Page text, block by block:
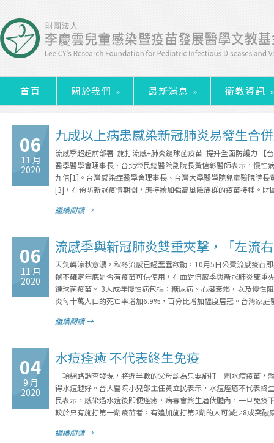
首頁 關於我們 » 最新消息 » 衛教資訊 »
06
11 月
2020
九成以上病患感染新冠肺炎易發生合
流感季超超前部署 施打流感+肺炎鏈球菌疫苗 提升全面防護力 【
醫學醫學會理事長、台北榮民總醫院副院長黃信彰醫師表示，慢
九倍[1]。台灣感染症醫學會理事長、台灣大學醫學院兒童醫院院
[3]，在預防新冠疫情期間，應持續加強高風險族群的疫苗接種。
繼續閱讀 →
06
11 月
2020
流感季與新冠肺炎雙重夾擊，「左流
天氣轉涼秋意濃，秋冬流感已經蠢蠢欲動，10月5日公費流感疫苗
還不確定年底是否有疫苗可供使用，在面對流感季與新冠肺炎雙
鏈球菌疫苗。 3大成年慢性病包括：糖尿病、心臟衰竭，以及慢性
炎每十萬人口的死亡率增加6.9%，百分比增加幅度居冠。台灣家
繼續閱讀 →
04
9 月
2020
水痘痊癒 不代表終生免疫
一項網路調查發現，將近半數的父母認為只要施打一劑水痘疫苗
得水痘越好。台大醫院小兒部主任黃立民表示，水痘痊癒不代表
民表示，感染過水痘後即便痊癒，病毒會終生潛伏體內，一旦免
較於只有施打第一劑疫苗者，有追加施打第2劑的人可減少8成突
繼續閱讀 →